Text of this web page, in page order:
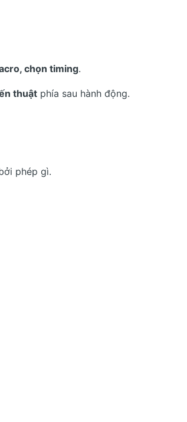
chọn timing.
thuật phía sau hành động.
phép gì.